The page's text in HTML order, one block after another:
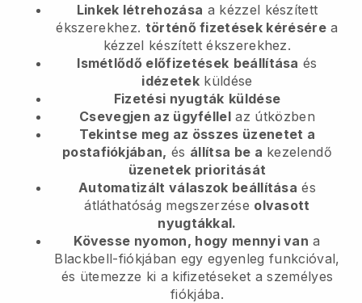
Linkek létrehozása a kézzel készített
ékszerekhez. történő fizetések kérésére a
kézzel készített ékszerekhez.
Ismétlődő előfizetések beállítása és
idézetek küldése
Fizetési nyugták küldése
Csevegjen az ügyféllel az útközben
Tekintse meg az összes üzenetet a
postafiókjában, és állítsa be a kezelendő
üzenetek prioritását
Automatizált válaszok beállítása és
átláthatóság megszerzése olvasott
nyugtákkal.
Kövesse nyomon, hogy mennyi van a
Blackbell-fiókjában egy egyenleg funkcióval,
és ütemezze ki a kifizetéseket a személyes
fiókjába.